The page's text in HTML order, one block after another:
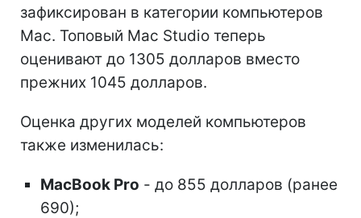
зафиксирован в категории компьютеров
Mac. Топовый Mac Studio теперь
оценивают до 1305 долларов вместо
прежних 1045 долларов.
Оценка других моделей компьютеров
также изменилась:
MacBook Pro - до 855 долларов (ранее
690);